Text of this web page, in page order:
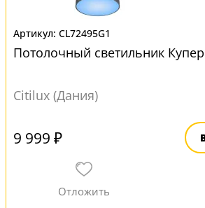
CL72495G1
Потолочный светильник Купер
Citilux (Дания)
9 999 ₽